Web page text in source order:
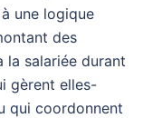
une logique
des
la salariée durant
gèrent elles-
qui coordonnent